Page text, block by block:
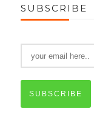
SUBSCRIBE
SUBSCRIBE